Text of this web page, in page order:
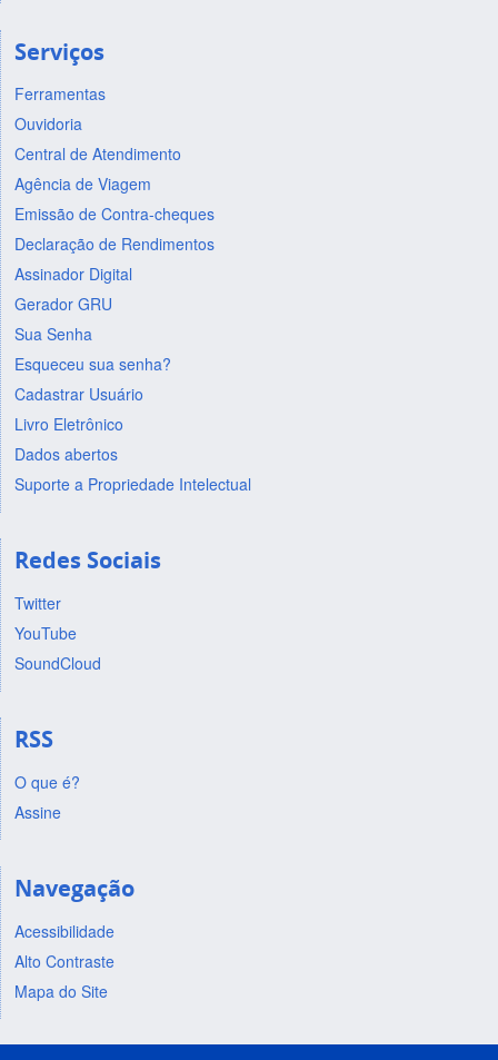
Serviços
Ferramentas
Ouvidoria
Central de Atendimento
Agência de Viagem
Emissão de Contra-cheques
Declaração de Rendimentos
Assinador Digital
Gerador GRU
Sua Senha
Esqueceu sua senha?
Cadastrar Usuário
Livro Eletrônico
Dados abertos
Suporte a Propriedade Intelectual
Redes Sociais
Twitter
YouTube
SoundCloud
RSS
O que é?
Assine
Navegação
Acessibilidade
Alto Contraste
Mapa do Site